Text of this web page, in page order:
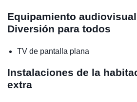
Equipamiento
Diversión para todos
TV de pantalla plana
Instalaciones de la
extra